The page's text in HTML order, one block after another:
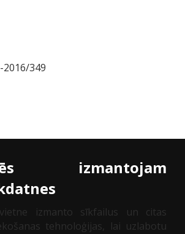
izmantojam
izmanto sīkfailus un citas
tehnoloģijas, lai uzlabotu
2016/349
Acu rehabilitācijas un Redzes
korekcijas centrs